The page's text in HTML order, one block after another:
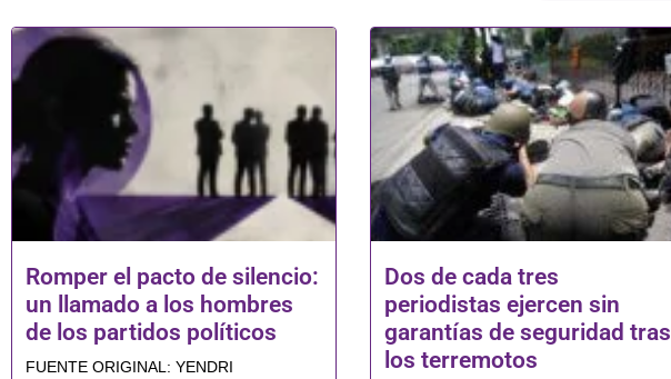
Romper el pacto de silencio:
un llamado a los hombres
de los partidos políticos
FUENTE ORIGINAL: YENDRI
Dos de cada tres
periodistas ejercen sin
garantías de seguridad tras
los terremotos